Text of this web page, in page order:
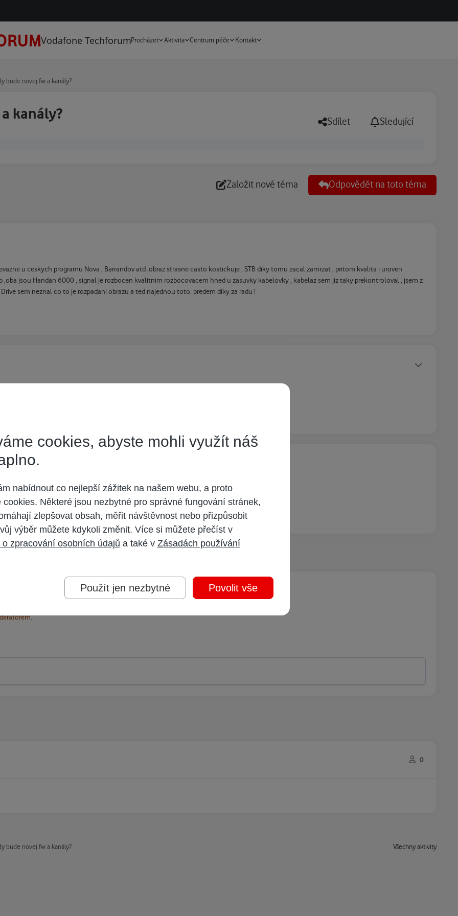
Vodafone TechforumProcházet Aktivita Centrum péče Kontakt
bude novej fw a kanály?
kanály? Sdílet Sledující
Založit nové téma Odpovědět na toto téma
u ceskych programu Nova , Barrandov atd ,obraz strasne casto kostickuje , STB diky tomu zacal zamrzat , pritom kvalita i uroven
jsou Handan 6000 , signal je rozbocen kvalitnim rozbocovacem hned u zasuvky kabelovky , kabelaz sem jiz taky prekontroloval , jsem z
sem neznal co to je rozpadani obrazu a ted najednou toto. predem diky za radu !
0
bude novej fw a kanály? Všechny aktivity
cookies, abyste mohli využít náš
nabídnout co nejlepší zážitek na našem webu, a proto
cookies. Některé jsou nezbytné pro správné fungování stránek,
zlepšovat obsah, měřit návštěvnost nebo přizpůsobit
výběr můžete kdykoli změnit. Více si můžete přečíst v
o zpracování osobních údajů a také v Zásadách používání
Použít jen nezbytné Povolit vše